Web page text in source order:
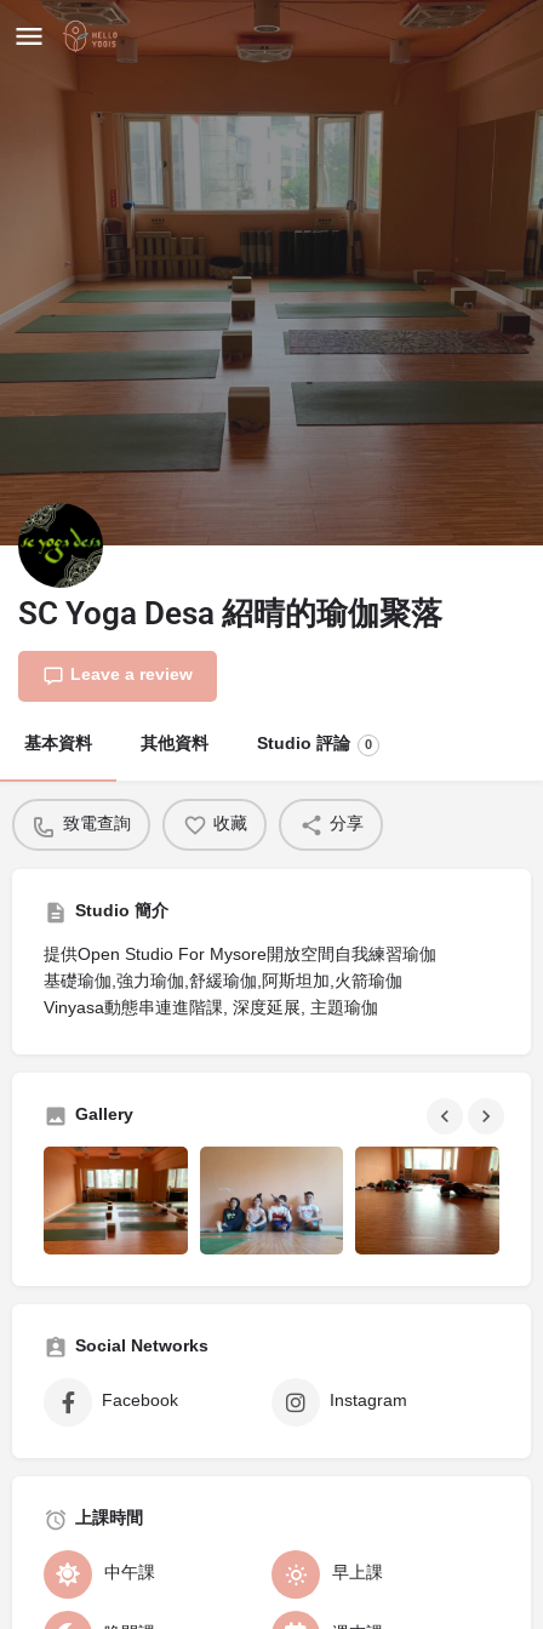
SC Yoga Desa 紹晴的瑜伽聚落
Leave a review
基本資料 其他資料 Studio 評論 0
致電查詢 收藏 分享
Studio 簡介
提供Open Studio For Mysore開放空間自我練習瑜伽
基礎瑜伽,強力瑜伽,舒緩瑜伽,阿斯坦加,火箭瑜伽
Vinyasa動態串連進階課, 深度延展, 主題瑜伽
Gallery
Social Networks
Facebook Instagram
上課時間
中午課 早上課